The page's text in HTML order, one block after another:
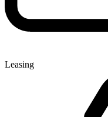
Leasing